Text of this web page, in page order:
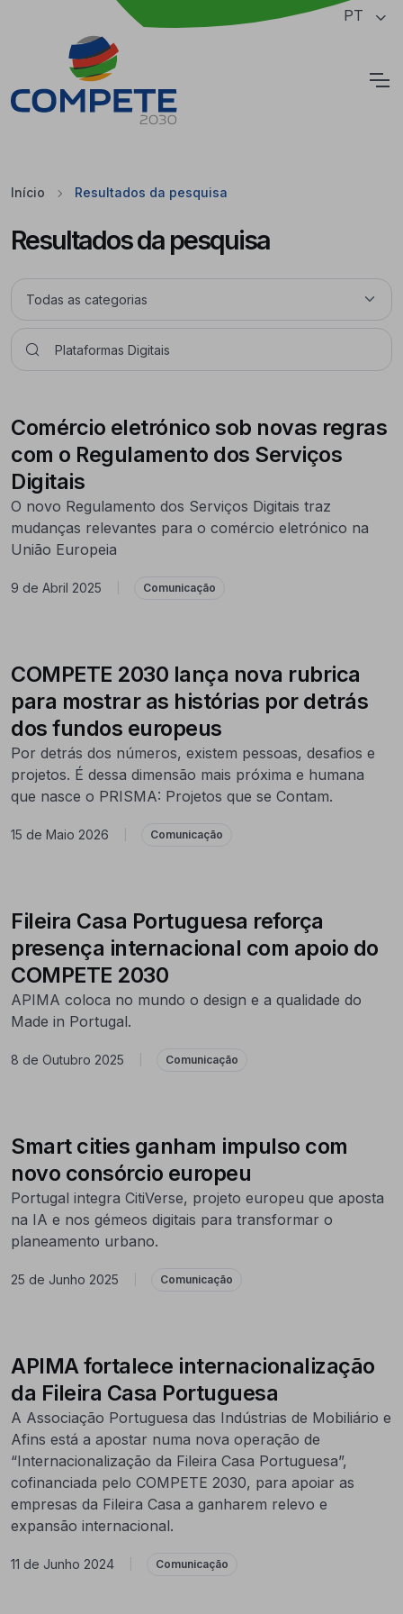
Saltar para o conteúdo principal da página PT
Início Resultados da pesquisa
Resultados da pesquisa
Comércio eletrónico sob novas regras
com o Regulamento dos Serviços
Digitais
O novo Regulamento dos Serviços Digitais traz
mudanças relevantes para o comércio eletrónico na
União Europeia
9 de Abril 2025 Comunicação
COMPETE 2030 lança nova rubrica
para mostrar as histórias por detrás
dos fundos europeus
Por detrás dos números, existem pessoas, desafios e
projetos. É dessa dimensão mais próxima e humana
que nasce o PRISMA: Projetos que se Contam.
15 de Maio 2026 Comunicação
Fileira Casa Portuguesa reforça
presença internacional com apoio do
COMPETE 2030
APIMA coloca no mundo o design e a qualidade do
Made in Portugal.
8 de Outubro 2025 Comunicação
Smart cities ganham impulso com
novo consórcio europeu
Portugal integra CitiVerse, projeto europeu que aposta
na IA e nos gémeos digitais para transformar o
planeamento urbano.
25 de Junho 2025 Comunicação
APIMA fortalece internacionalização
da Fileira Casa Portuguesa
A Associação Portuguesa das Indústrias de Mobiliário e
Afins está a apostar numa nova operação de
“Internacionalização da Fileira Casa Portuguesa”,
cofinanciada pelo COMPETE 2030, para apoiar as
empresas da Fileira Casa a ganharem relevo e
expansão internacional.
11 de Junho 2024 Comunicação